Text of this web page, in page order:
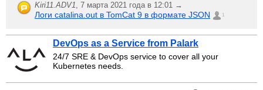
Kiri11.ADV1, 7 марта 2021 года в 12:01 →
Логи catalina.out в TomCat 9 в формате JSON 1
DevOps as a Service from Palark
24/7 SRE & DevOps service to cover all your
Kubernetes needs.